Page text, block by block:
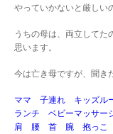
やっていかないと厳しい
うちの母は、両立してた
思います。
今は亡き母ですが、聞き
ママ 子連れ キッズ
ランチ ベビーマッサ
肩 腰 首 腕 抱っこ